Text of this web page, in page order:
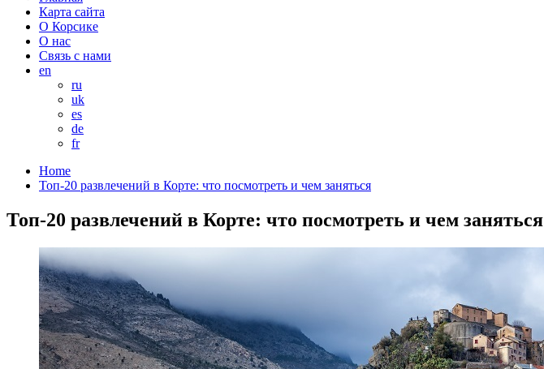
Карта сайта
О Корсике
О нас
Связь с нами
en
ru
uk
es
de
fr
Home
Топ-20 развлечений в Корте: что посмотреть и чем заняться
Топ-20 развлечений в Корте: что посмотреть и чем заняться